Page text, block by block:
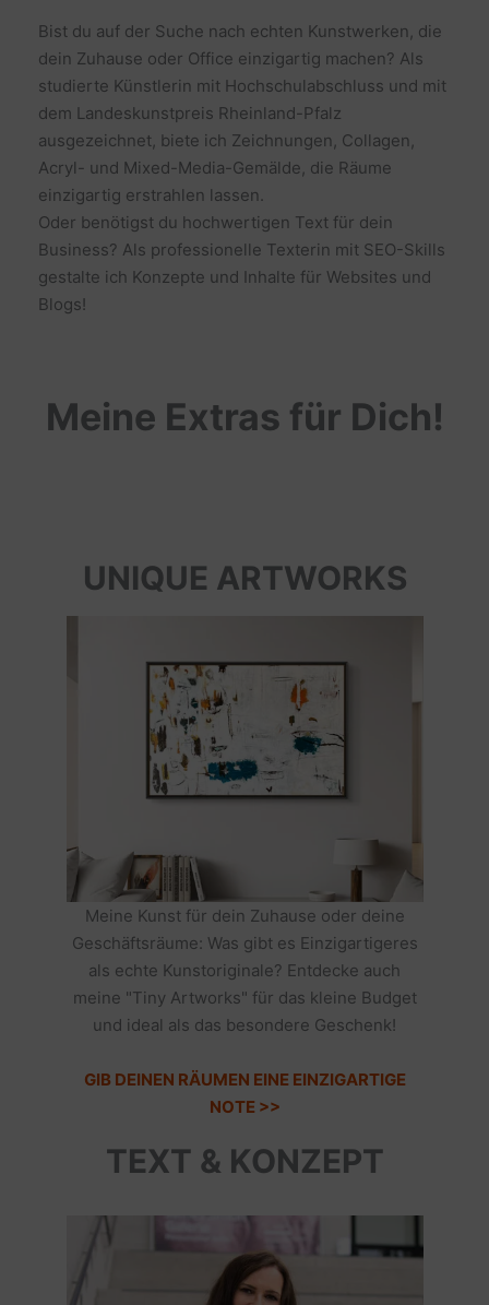
Bist du auf der Suche nach echten Kunstwerken, die
dein Zuhause oder Office einzigartig machen? Als
studierte Künstlerin mit Hochschulabschluss und mit
dem Landeskunstpreis Rheinland-Pfalz
ausgezeichnet, biete ich Zeichnungen, Collagen,
Acryl- und Mixed-Media-Gemälde, die Räume
einzigartig erstrahlen lassen.
Oder benötigst du hochwertigen Text für dein
Business? Als professionelle Texterin mit SEO-Skills
gestalte ich Konzepte und Inhalte für Websites und
Blogs!
Meine Extras für Dich!
UNIQUE ARTWORKS
Meine Kunst für dein Zuhause oder deine
Geschäftsräume: Was gibt es Einzigartigeres
als echte Kunstoriginale? Entdecke auch
meine "Tiny Artworks" für das kleine Budget
und ideal als das besondere Geschenk!
GIB DEINEN RÄUMEN EINE EINZIGARTIGE
NOTE >>
TEXT & KONZEPT